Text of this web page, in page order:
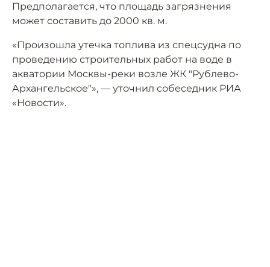
Предполагается, что площадь загрязнения
может составить до 2000 кв. м.
«Произошла утечка топлива из спецсудна по
проведению строительных работ на воде в
акватории Москвы-реки возле ЖК "Рублево-
Архангельское"», — уточнил собеседник РИА
«Новости».